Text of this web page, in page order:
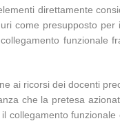
direttamente
come presupposto
funzionale
ai ricorsi dei docenti
che la pretesa
collegamento